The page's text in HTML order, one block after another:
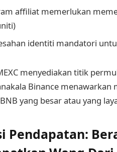
affiliat memerlukan
identiti mandatori
menyediakan titik
Binance
yang besar atau yang
Pendapatan: